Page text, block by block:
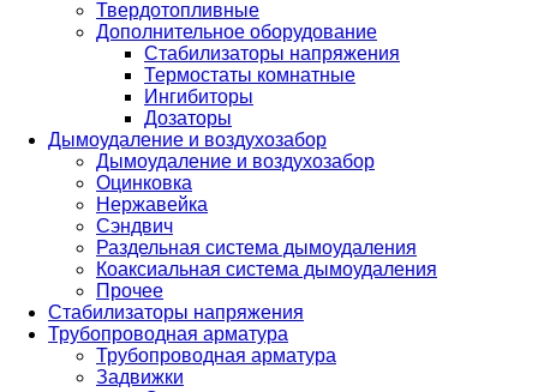
Твердотопливные
Дополнительное оборудование
Стабилизаторы напряжения
Термостаты комнатные
Ингибиторы
Дозаторы
Дымоудаление и воздухозабор
Дымоудаление и воздухозабор
Оцинковка
Нержавейка
Сэндвич
Раздельная система дымоудаления
Коаксиальная система дымоудаления
Прочее
Стабилизаторы напряжения
Трубопроводная арматура
Трубопроводная арматура
Задвижки